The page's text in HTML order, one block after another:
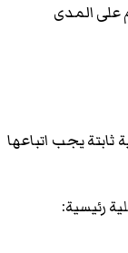
على المدى
يجب اتباعها
رئيسية: